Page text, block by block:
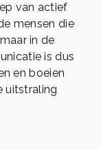
van actief
mensen die
in de
is dus
en boeien
uitstraling